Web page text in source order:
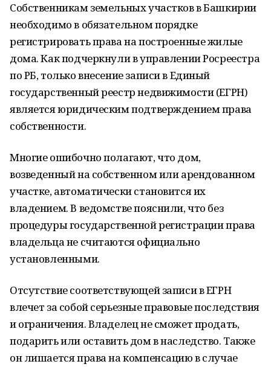
Собственникам земельных участков в Башкирии
необходимо в обязательном порядке
регистрировать права на построенные жилые
дома. Как подчеркнули в управлении Росреестра
по РБ, только внесение записи в Единый
государственный реестр недвижимости (ЕГРН)
является юридическим подтверждением права
собственности.
Многие ошибочно полагают, что дом,
возведенный на собственном или арендованном
участке, автоматически становится их
владением. В ведомстве пояснили, что без
процедуры государственной регистрации права
владельца не считаются официально
установленными.
Отсутствие соответствующей записи в ЕГРН
влечет за собой серьезные правовые последствия
и ограничения. Владелец не сможет продать,
подарить или оставить дом в наследство. Также
он лишается права на компенсацию в случае